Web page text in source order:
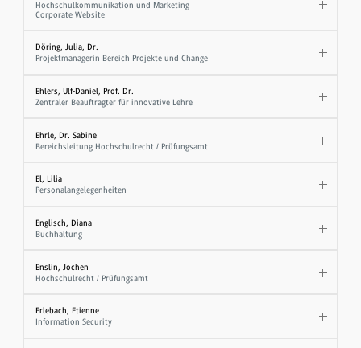
Hochschulkommunikation und Marketing
Corporate Website
Döring, Julia, Dr.
Projektmanagerin Bereich Projekte und Change
Ehlers, Ulf-Daniel, Prof. Dr.
Zentraler Beauftragter für innovative Lehre
Ehrle, Dr. Sabine
Bereichsleitung Hochschulrecht / Prüfungsamt
El, Lilia
Personalangelegenheiten
Englisch, Diana
Buchhaltung
Enslin, Jochen
Hochschulrecht / Prüfungsamt
Erlebach, Etienne
Information Security